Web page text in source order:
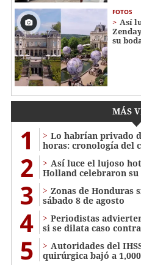
FOTOS
Así
su
MÁS
1
Lo habrían privado
horas: cronología del
2
Así luce el lujoso
Holland celebraron su
3
Zonas de Honduras
sábado 8 de agosto
4
Periodistas
si se dilata caso
5
Autoridades del
quirúrgica bajó a